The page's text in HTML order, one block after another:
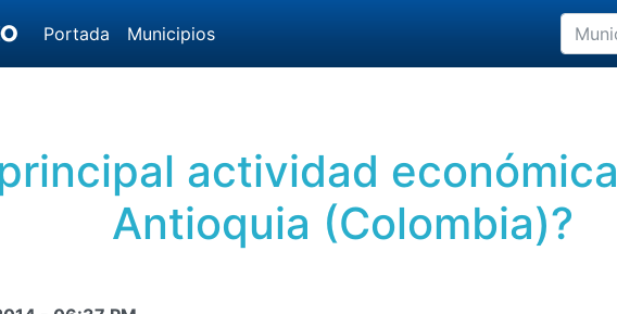
Portada Municipios
actividad
Antioquia (Colombia)?